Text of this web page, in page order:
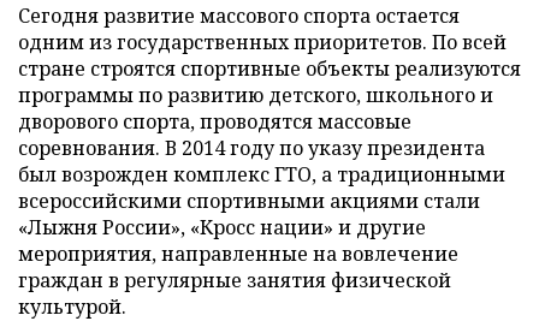
Сегодня развитие массового спорта остается
одним из государственных приоритетов. По всей
стране строятся спортивные объекты реализуются
программы по развитию детского, школьного и
дворового спорта, проводятся массовые
соревнования. В 2014 году по указу президента
был возрожден комплекс ГТО, а традиционными
всероссийскими спортивными акциями стали
«Лыжня России», «Кросс нации» и другие
мероприятия, направленные на вовлечение
граждан в регулярные занятия физической
культурой.